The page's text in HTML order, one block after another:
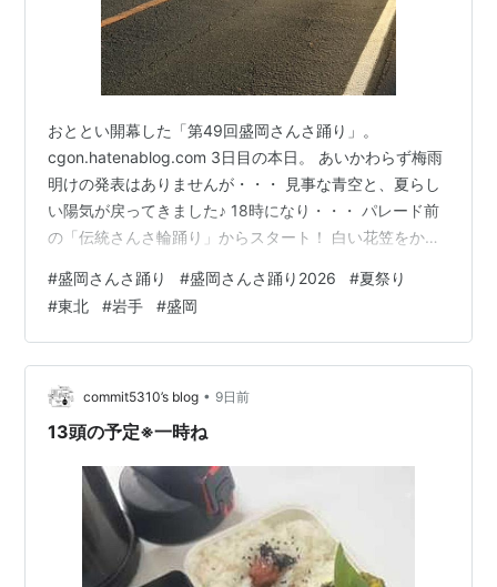
おととい開幕した「第49回盛岡さんさ踊り」。
cgon.hatenablog.com 3日目の本日。 あいかわらず梅雨
明けの発表はありませんが・・・ 見事な青空と、夏らし
い陽気が戻ってきました♪ 18時になり・・・ パレード前
の「伝統さんさ輪踊り」からスタート！ 白い花笠をかぶ
す。 ※ お盆に地区で踊られている様子
cgon.hatenablog.com 盛岡市内とその周辺には、地域ご
とに踊り継がれている様々な「さんさ踊り」がありま
す。 観光産業のため、踊り方を統一して中心部に集めた
のが、これからはじまる「盛岡さんさ踊りパレード」に
なります！ …
#盛岡さんさ踊り #盛岡さんさ踊り2026 #夏祭り
#東北 #岩手 #盛岡
commit5310’s blog • 9日前
13頭の予定※一時ね